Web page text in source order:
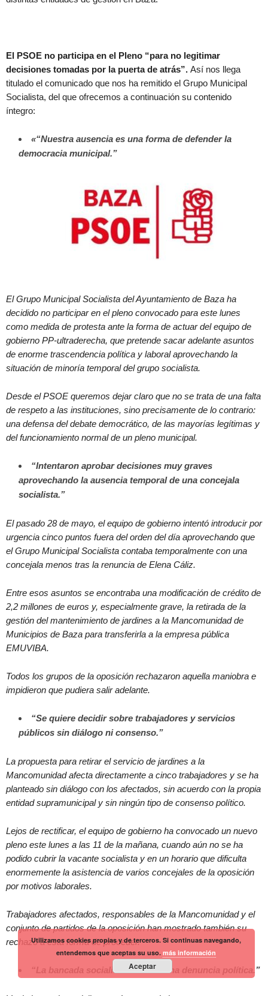
El PSOE no participa en el Pleno “para no legitimar
decisiones tomadas por la puerta de atrás”. Así nos llega
titulado el comunicado que nos ha remitido el Grupo Municipal
Socialista, del que ofrecemos a continuación su contenido
íntegro:
«“Nuestra ausencia es una forma de defender la
democracia municipal.”
El Grupo Municipal Socialista del Ayuntamiento de Baza ha
decidido no participar en el pleno convocado para este lunes
como medida de protesta ante la forma de actuar del equipo de
gobierno PP-ultraderecha, que pretende sacar adelante asuntos
de enorme trascendencia política y laboral aprovechando la
situación de minoría temporal del grupo socialista.
Desde el PSOE queremos dejar claro que no se trata de una falta
de respeto a las instituciones, sino precisamente de lo contrario:
una defensa del debate democrático, de las mayorías legítimas y
del funcionamiento normal de un pleno municipal.
“Intentaron aprobar decisiones muy graves
aprovechando la ausencia temporal de una concejala
socialista.”
El pasado 28 de mayo, el equipo de gobierno intentó introducir por
urgencia cinco puntos fuera del orden del día aprovechando que
el Grupo Municipal Socialista contaba temporalmente con una
concejala menos tras la renuncia de Elena Cáliz.
Entre esos asuntos se encontraba una modificación de crédito de
2,2 millones de euros y, especialmente grave, la retirada de la
gestión del mantenimiento de jardines a la Mancomunidad de
Municipios de Baza para transferirla a la empresa pública
EMUVIBA.
Todos los grupos de la oposición rechazaron aquella maniobra e
impidieron que pudiera salir adelante.
“Se quiere decidir sobre trabajadores y servicios
públicos sin diálogo ni consenso.”
La propuesta para retirar el servicio de jardines a la
Mancomunidad afecta directamente a cinco trabajadores y se ha
planteado sin diálogo con los afectados, sin acuerdo con la propia
entidad supramunicipal y sin ningún tipo de consenso político.
Lejos de rectificar, el equipo de gobierno ha convocado un nuevo
pleno este lunes a las 11 de la mañana, cuando aún no se ha
podido cubrir la vacante socialista y en un horario que dificulta
enormemente la asistencia de varios concejales de la oposición
por motivos laborales.
Trabajadores afectados, responsables de la Mancomunidad y el
conjunto de partidos de la oposición han mostrado también su
rechazo a esta forma de proceder.
“La bancada socialista vacía es una denuncia política.”
Utilizamos cookies propias y de terceros. Si continuas navegando,
entendemos que aceptas su uso.más información
Aceptar